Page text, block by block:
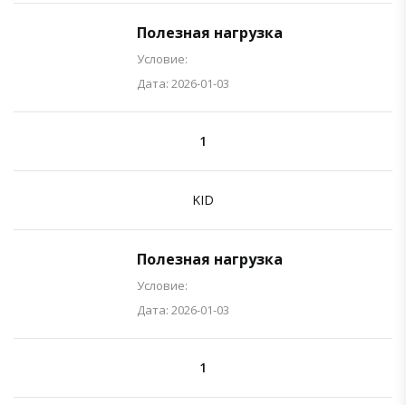
Полезная нагрузка
Условие:
Дата: 2026-01-03
1
KID
Полезная нагрузка
Условие:
Дата: 2026-01-03
1